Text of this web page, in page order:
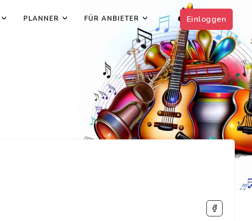
Einloggen
PLANNER FÜR ANBIETER